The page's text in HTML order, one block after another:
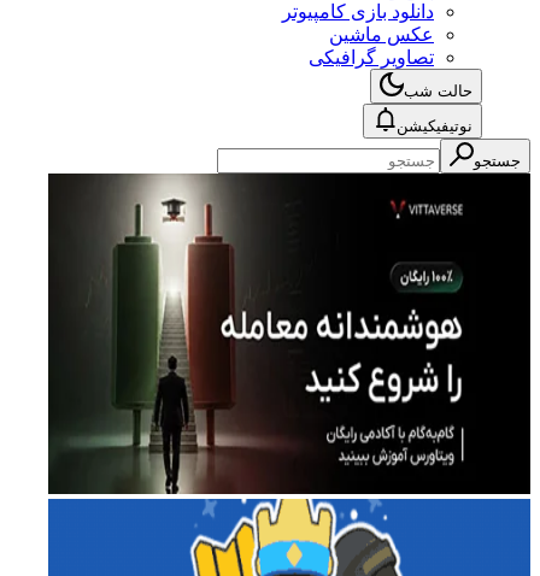
دانلود بازی کامپیوتر
عکس ماشین
تصاویر گرافیکی
حالت شب
نوتیفیکیشن
جستجو